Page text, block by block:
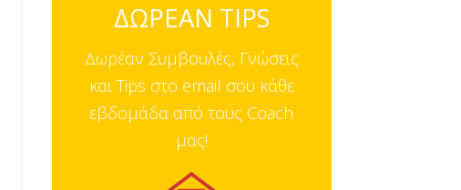
ΔΩΡΕΑΝ TIPS
Δωρέαν Συμβουλές, Γνώσεις
και Tips στο email σου κάθε
εβδομάδα από τους Coach
μας!